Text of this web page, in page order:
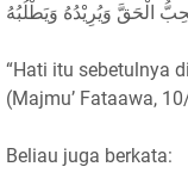
الْحَقَّ وَيُرِيْدُهُ وَيَطْلُبُهُ
“Hati itu sebetulnya
(Majmu’ Fataawa,
Beliau juga berkata: